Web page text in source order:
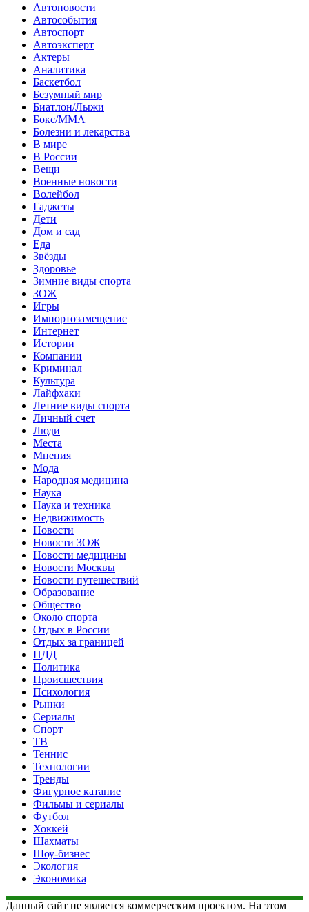
Автоновости
Автособытия
Автоспорт
Автоэксперт
Актеры
Аналитика
Баскетбол
Безумный мир
Биатлон/Лыжи
Бокс/MMA
Болезни и лекарства
В мире
В России
Вещи
Военные новости
Волейбол
Гаджеты
Дети
Дом и сад
Еда
Звёзды
Здоровье
Зимние виды спорта
ЗОЖ
Игры
Импортозамещение
Интернет
Истории
Компании
Криминал
Культура
Лайфхаки
Летние виды спорта
Личный счет
Люди
Места
Мнения
Мода
Народная медицина
Наука
Наука и техника
Недвижимость
Новости
Новости ЗОЖ
Новости медицины
Новости Москвы
Новости путешествий
Образование
Общество
Около спорта
Отдых в России
Отдых за границей
ПДД
Политика
Происшествия
Психология
Рынки
Сериалы
Спорт
ТВ
Теннис
Технологии
Тренды
Фигурное катание
Фильмы и сериалы
Футбол
Хоккей
Шахматы
Шоу-бизнес
Экология
Экономика
Данный сайт не является коммерческим проектом. На этом